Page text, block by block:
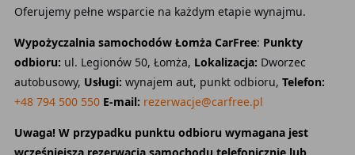
Oferujemy pełne wsparcie na każdym etapie wynajmu.
Wypożyczalnia samochodów Łomża CarFree: Punkty
odbioru: ul. Legionów 50, Łomża, Lokalizacja: Dworzec
autobusowy, Usługi: wynajem aut, punkt odbioru, Telefon:
+48 794 500 550 E-mail: rezerwacje@carfree.pl
Uwaga! W przypadku punktu odbioru wymagana jest